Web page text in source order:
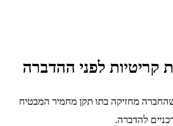
קריטיות לפני ההדברה
מחזיקה בתו תקן מחמיר המבטיח
להדברה.